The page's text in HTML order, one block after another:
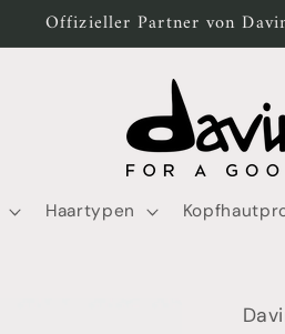
Offizieller Partner von
Haartypen